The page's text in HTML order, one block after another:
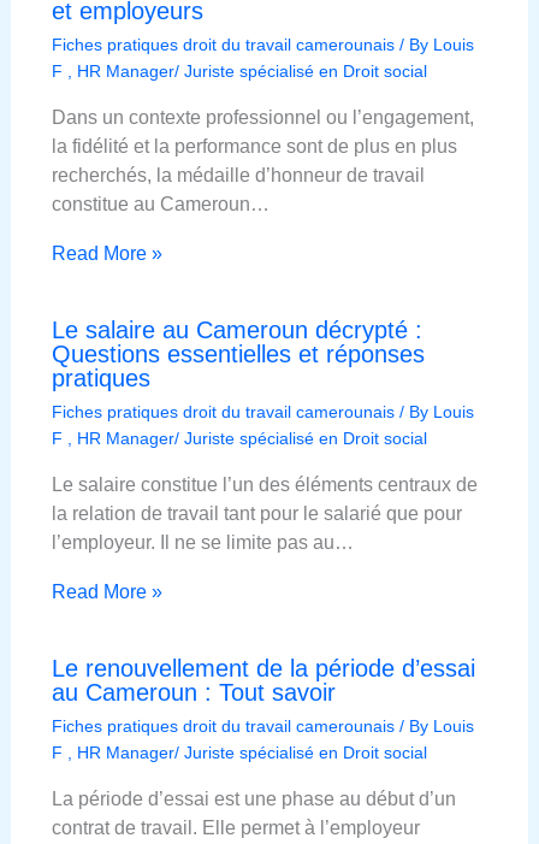
et employeurs
Fiches pratiques droit du travail camerounais/ By Louis
F , HR Manager/ Juriste spécialisé en Droit social
Dans un contexte professionnel ou l’engagement,
la fidélité et la performance sont de plus en plus
recherchés, la médaille d’honneur de travail
constitue au Cameroun…
Read More »
Le salaire au Cameroun décrypté :
Questions essentielles et réponses
pratiques
Fiches pratiques droit du travail camerounais/ By Louis
F , HR Manager/ Juriste spécialisé en Droit social
Le salaire constitue l’un des éléments centraux de
la relation de travail tant pour le salarié que pour
l’employeur. Il ne se limite pas au…
Read More »
Le renouvellement de la période d’essai
au Cameroun : Tout savoir
Fiches pratiques droit du travail camerounais/ By Louis
F , HR Manager/ Juriste spécialisé en Droit social
La période d’essai est une phase au début d’un
contrat de travail. Elle permet à l’employeur